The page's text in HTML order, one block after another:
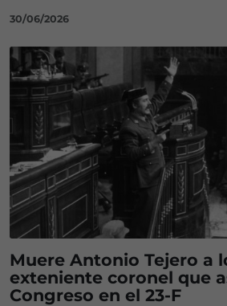
30/06/2026
Muere Antonio Tejero a
exteniente coronel que
Congreso en el 23-F